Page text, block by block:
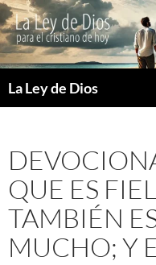
La Ley de Dios
QUE ES
TAMBIÉN
MUCHO; Y